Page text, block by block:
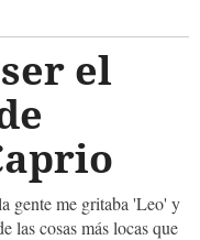
el
gente me gritaba 'Leo' y
las cosas más locas que